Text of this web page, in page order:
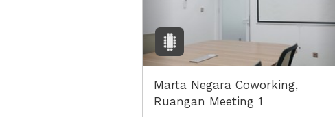
Marta Negara Coworking,
Ruangan Meeting 1